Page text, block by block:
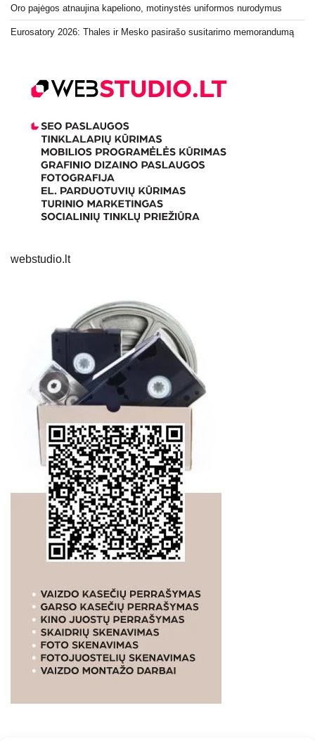
Oro pajėgos atnaujina kapeliono, motinystės uniformos nurodymus
Eurosatory 2026: Thales ir Mesko pasirašo susitarimo memorandumą
webstudio.lt